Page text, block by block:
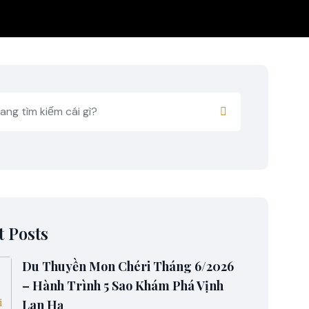
Posts
Du Thuyền Mon Chéri Tháng 6/2026
– Hành Trình 5 Sao Khám Phá Vịnh
Lan Hạ